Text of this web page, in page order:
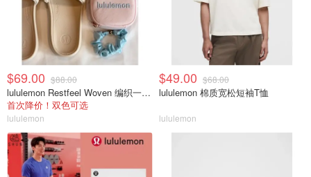
$69.00 $88.00
lululemon Restfeel Woven 编织一字拖
首次降价！双色可选
lululemon
$49.00 $68.00
lululemon 棉质宽松短袖T恤
lululemon